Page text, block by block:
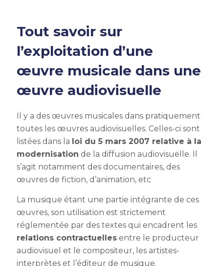
Tout savoir sur
l’exploitation d’une
œuvre musicale dans une
œuvre audiovisuelle
Il y a des œuvres musicales dans pratiquement
toutes les œuvres audiovisuelles. Celles-ci sont
listées dans la loi du 5 mars 2007 relative à la
modernisation de la diffusion audiovisuelle. Il
s’agit notamment des documentaires, des
œuvres de fiction, d’animation, etc
La musique étant une partie intégrante de ces
œuvres, son utilisation est strictement
réglementée par des textes qui encadrent les
relations contractuellesentre le producteur
audiovisuel et le compositeur, les artistes-
interprètes et l’éditeur de musique.